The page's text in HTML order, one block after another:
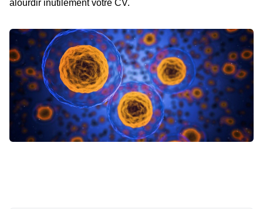
alourdir inutilement votre CV.